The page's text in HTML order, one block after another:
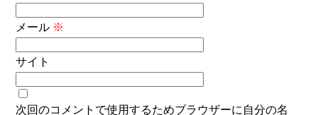
メール ※
サイト
次回のコメントで使用するためブラウザーに自分の名